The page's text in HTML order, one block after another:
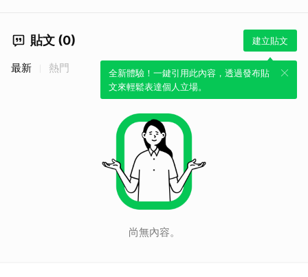
貼文 (0) 建立貼文
全新體驗！一鍵引用此內容，透過發布貼
文來輕鬆表達個人立場。
最新 熱門
尚無內容。